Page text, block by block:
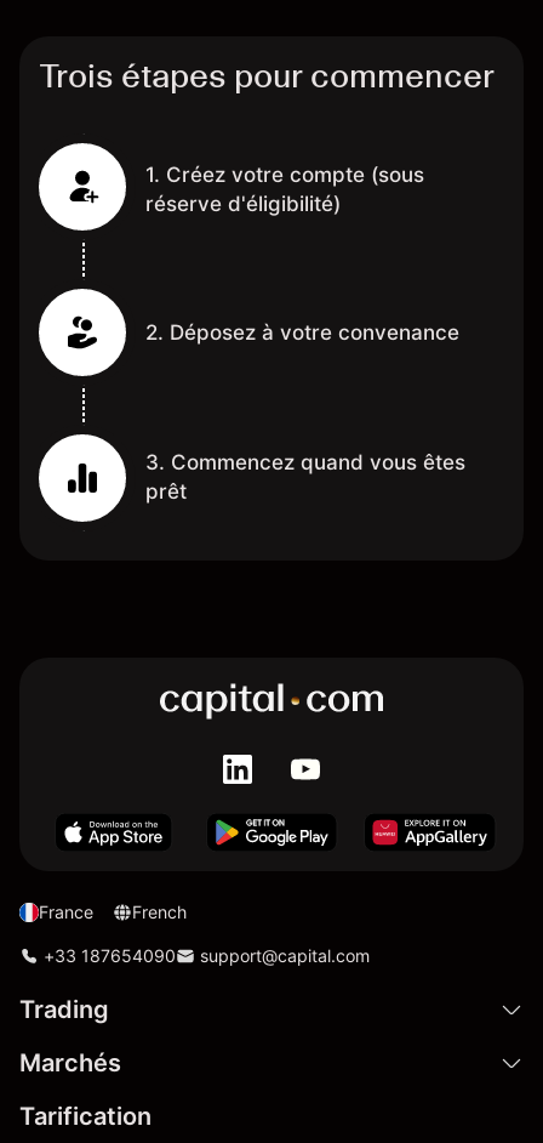
Trois étapes pour commencer
1. Créez votre compte (sous
réserve d'éligibilité)
2. Déposez à votre convenance
3. Commencez quand vous êtes
prêt
France French
+33 187654090 support@capital.com
Trading
Marchés
Tarification